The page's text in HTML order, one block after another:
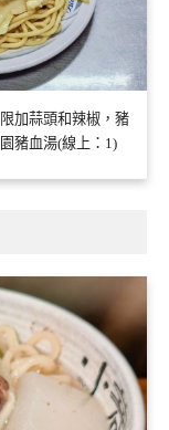
加蒜頭和辣椒，豬
豬血湯(線上：1)